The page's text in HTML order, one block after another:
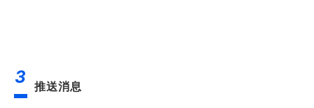
3 推送消息